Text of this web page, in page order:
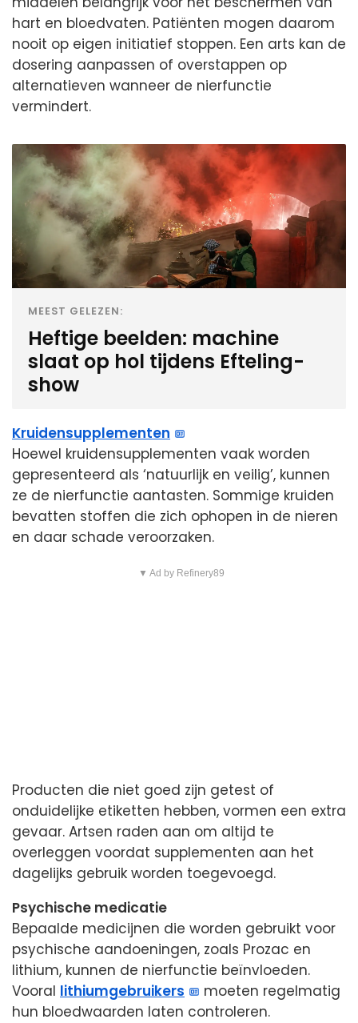
hart en bloedvaten. Patiënten mogen daarom
nooit op eigen initiatief stoppen. Een arts kan de
dosering aanpassen of overstappen op
alternatieven wanneer de nierfunctie
vermindert.
MEEST GELEZEN:
Heftige beelden: machine
slaat op hol tijdens Efteling-
show
Kruidensupplementen
Hoewel kruidensupplementen vaak worden
gepresenteerd als ‘natuurlijk en veilig’, kunnen
ze de nierfunctie aantasten. Sommige kruiden
bevatten stoffen die zich ophopen in de nieren
en daar schade veroorzaken.
▼ Ad by Refinery89
Producten die niet goed zijn getest of
onduidelijke etiketten hebben, vormen een extra
gevaar. Artsen raden aan om altijd te
overleggen voordat supplementen aan het
dagelijks gebruik worden toegevoegd.
Psychische medicatie
Bepaalde medicijnen die worden gebruikt voor
psychische aandoeningen, zoals Prozac en
lithium, kunnen de nierfunctie beïnvloeden.
Vooral lithiumgebruikers
moeten regelmatig
hun bloedwaarden laten controleren.